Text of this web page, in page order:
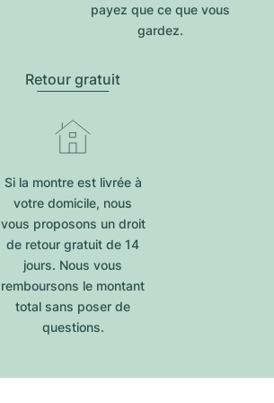
payez que ce que vous
gardez.
Retour gratuit
Si la montre est livrée à
votre domicile, nous
vous proposons un droit
de retour gratuit de 14
jours. Nous vous
remboursons le montant
total sans poser de
questions.